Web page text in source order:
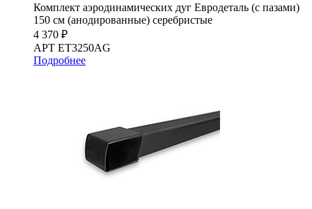
Комплект аэродинамических дуг Евродеталь (с пазами)
150 см (анодированные) серебристые
4 370 ₽
АРТ ET3250AG
Подробнее